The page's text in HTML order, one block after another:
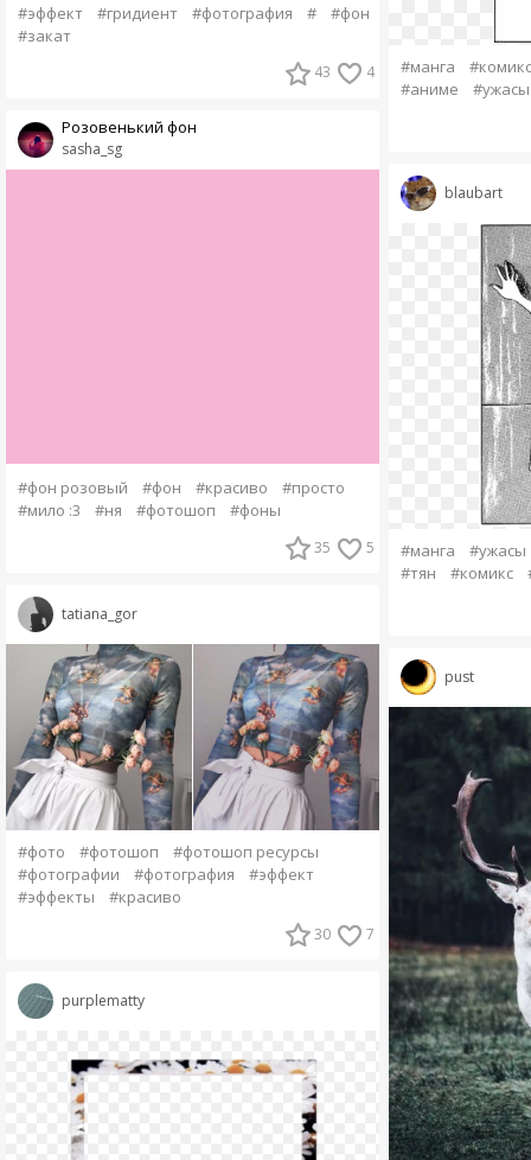
#эффект #гридиент #фотография #
#фон
#закат
43 4
sasha_sg
Розовенький фон
#фон розовый #фон #красиво
#просто
#мило :3
#ня #фотошоп #фоны
35 5
tatiana_gor
#фото #фотошоп
#фотошоп ресурсы
#фотографии
#фотография
#эффект
#эффекты
#красиво
30 7
purplematty
#манга
#комикс
#аниме
#ужасы
blaubart
#манга
#ужасы
#тян
#комикс
pust